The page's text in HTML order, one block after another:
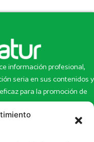
información profesional,
seria en sus contenidos y
para la promoción de